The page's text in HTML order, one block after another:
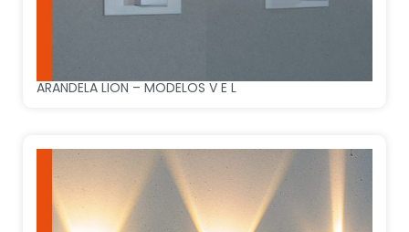
ARANDELA LION – MODELOS V E L